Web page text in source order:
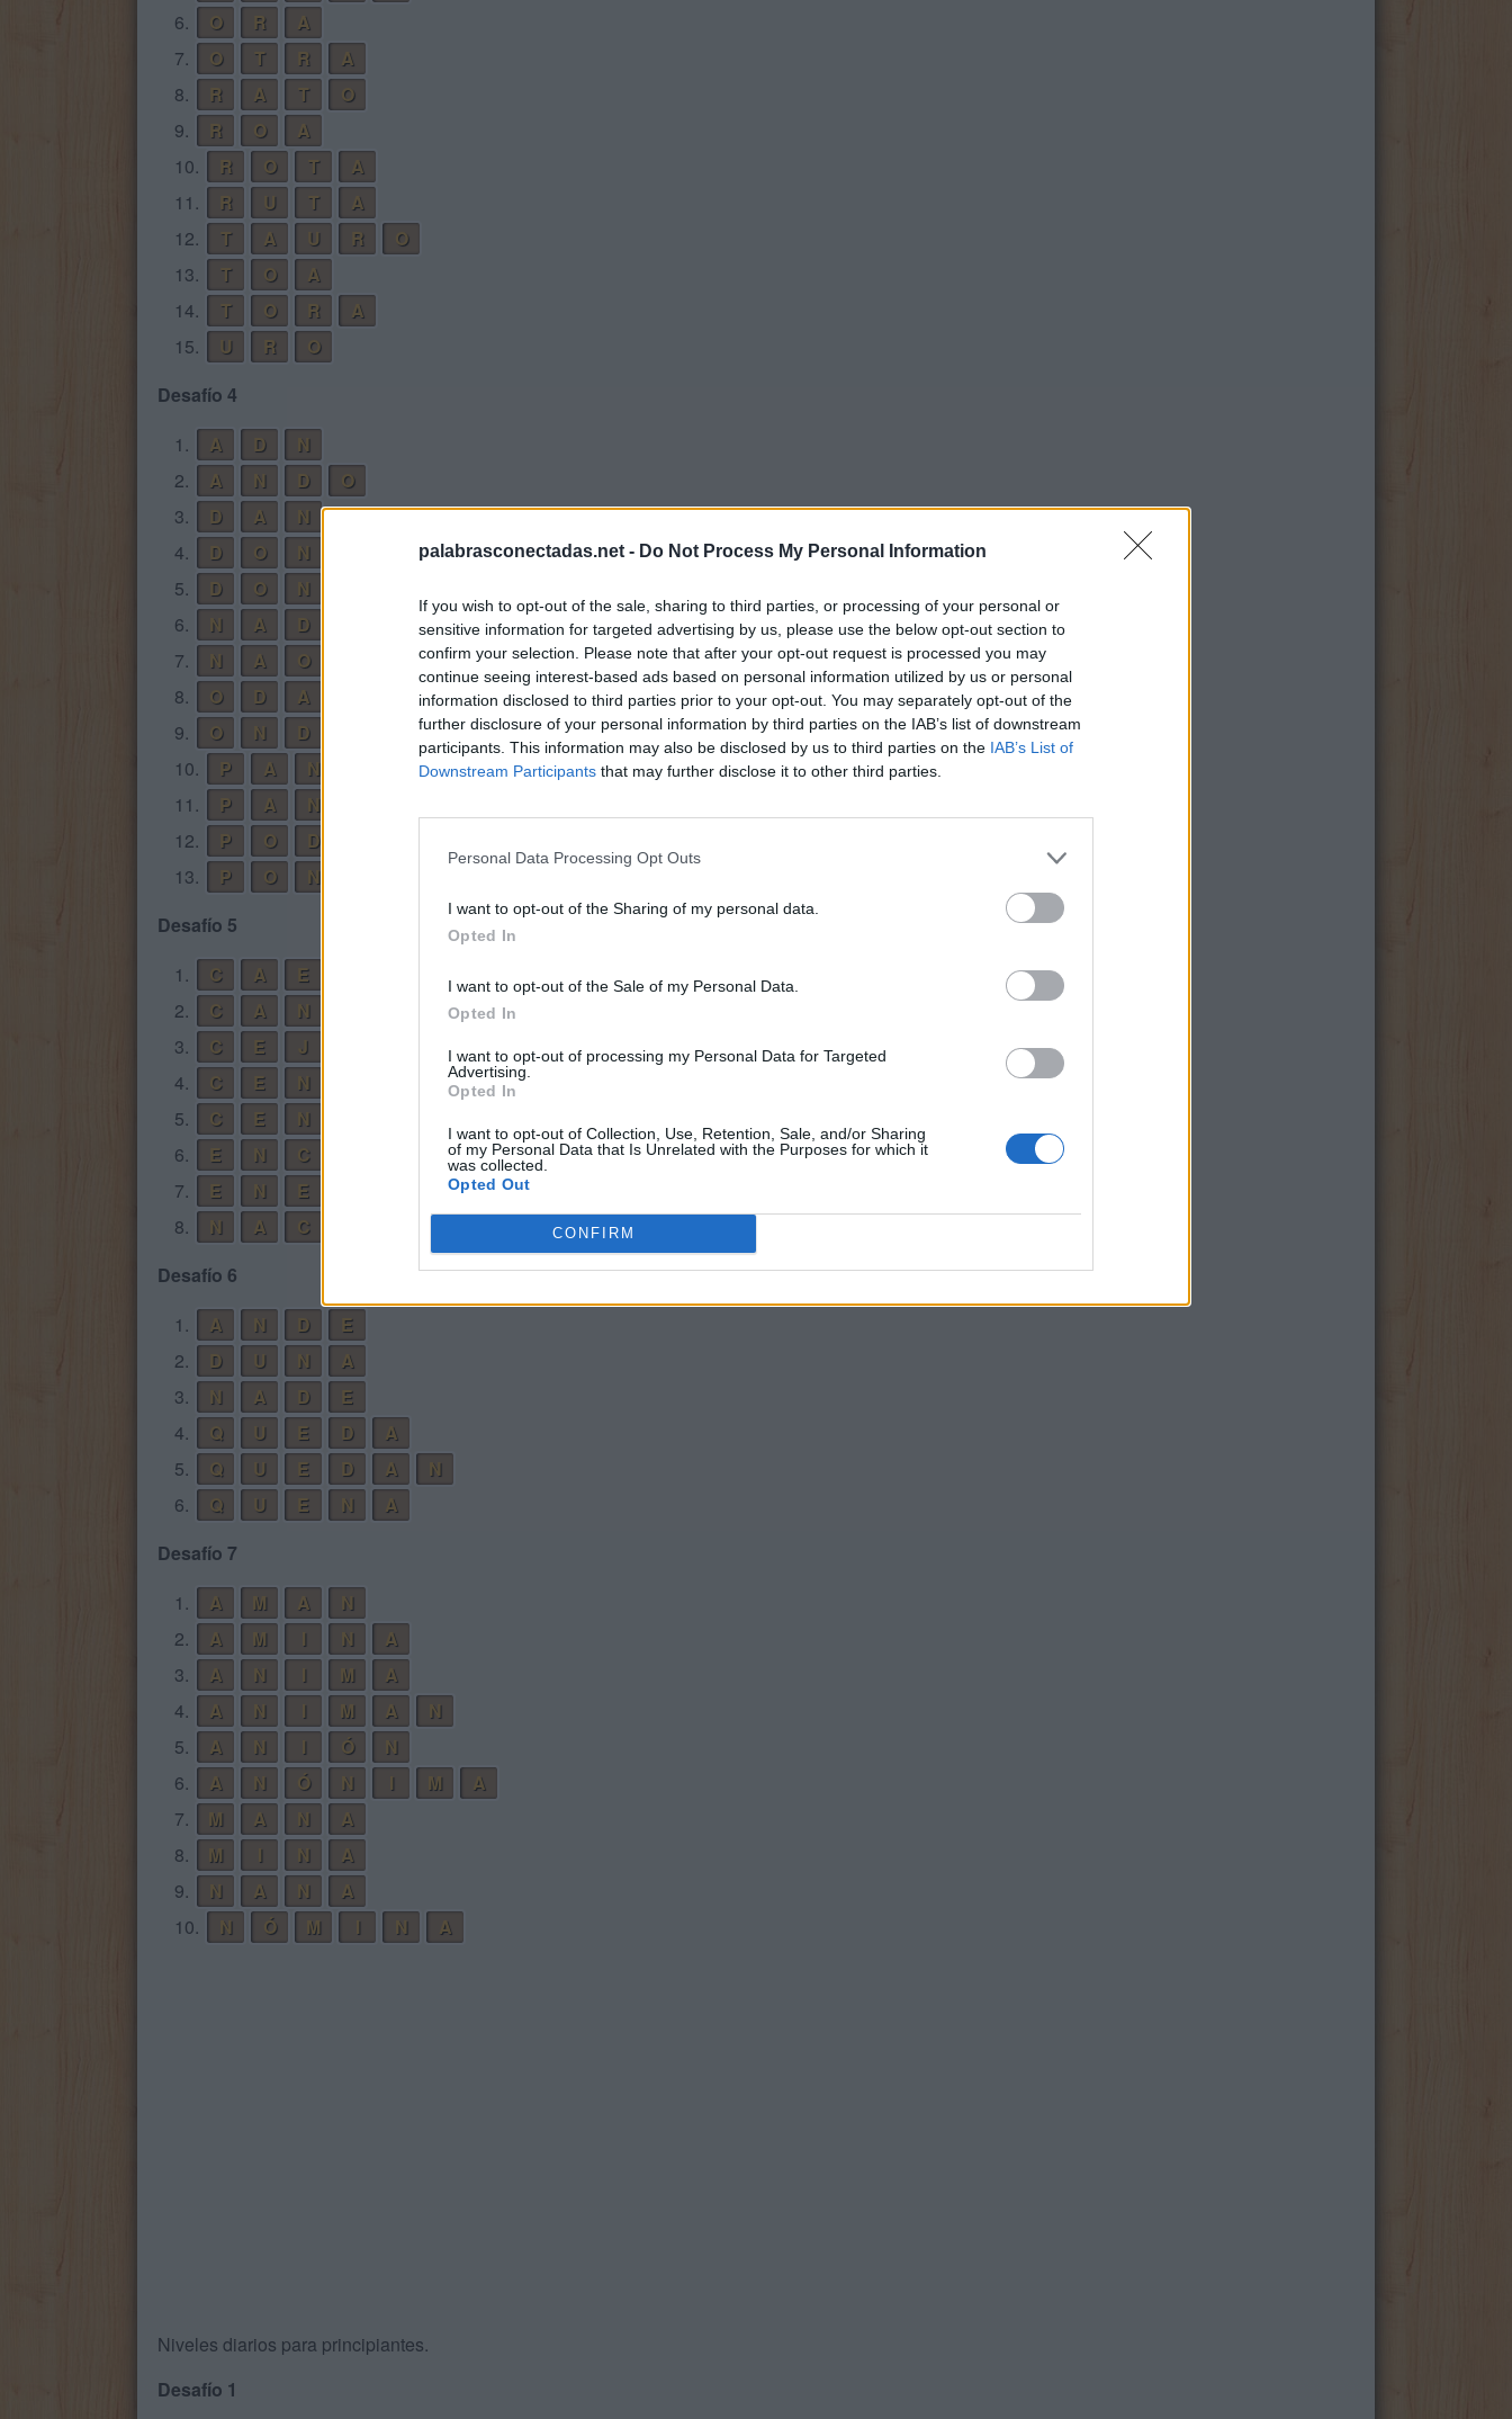
palabrasconectadas.net - Do Not Process My Personal Information
If you wish to opt-out of the sale, sharing to third parties, or processing of your personal or
sensitive information for targeted advertising by us, please use the below opt-out section to
confirm your selection. Please note that after your opt-out request is processed you may
continue seeing interest-based ads based on personal information utilized by us or personal
information disclosed to third parties prior to your opt-out. You may separately opt-out of the
further disclosure of your personal information by third parties on the IAB’s list of downstream
participants. This information may also be disclosed by us to third parties on the IAB’s List of
Downstream Participants that may further disclose it to other third parties.
Personal Data Processing Opt Outs
I want to opt-out of the Sharing of my personal data.
Opted In
I want to opt-out of the Sale of my Personal Data.
Opted In
I want to opt-out of processing my Personal Data for Targeted
Advertising.
Opted In
I want to opt-out of Collection, Use, Retention, Sale, and/or Sharing
of my Personal Data that Is Unrelated with the Purposes for which it
was collected.
Opted Out
CONFIRM
6.
O R
A
7.
O T R
A
8.
R A T
O
9.
R O
A
10.
R O T
A
11.
R U T
A
12.
T A U R
O
13.
T O
A
14.
T O R
A
15.
U R
O
Desafío 4
1.
A D
N
2.
A N D
O
3.
D A
N
4.
D O
N
5.
D O N
6.
N A D
7.
N A
O
8.
O D
A
9.
O N D
10.
P A
N
11.
P A N
12.
P O D
13.
P O
N
Desafío 5
1.
C A E
2.
C A N
3.
C E J
4.
C E N
5.
C E N
6.
E N C
7.
E N E
8.
N A C
Desafío 6
1.
A N D
E
2.
D U N
A
3.
N A D
E
4.
Q U E D
A
5.
Q U E D A
N
6.
Q U E N
A
Desafío 7
1.
A M A
N
2.
A M N
A
3.
A N M
A
4.
A N M A
N
5.
A N Ó
N
6.
A N Ó N M
A
7.
M A N
A
8.
M N
A
9.
N A N
A
10.
N Ó M N A
Niveles diarios para principiantes.
Desafío 1